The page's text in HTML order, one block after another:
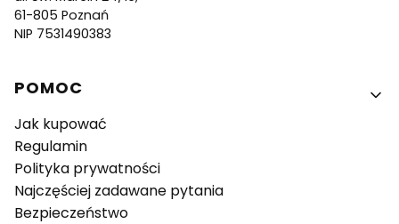
61-805 Poznań
NIP 7531490383
Linki w stopce
POMOC
Jak kupować
Regulamin
Polityka prywatności
Najczęściej zadawane pytania
Bezpieczeństwo